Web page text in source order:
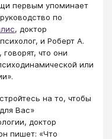
первым упоминает
по
, доктор
и Роберт А.
что они
или
на то, чтобы
Вас»
доктор
пишет: «Что